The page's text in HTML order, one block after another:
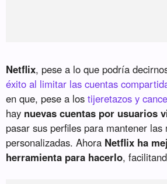
Netflix, pese a lo que podría
éxito al limitar las cuentas
en que, pese a lostijeretazos y
hay nuevas cuentas por usuarios
pasar sus perfiles para mantener las
personalizadas. Ahora Netflix ha
herramienta para hacerlo,